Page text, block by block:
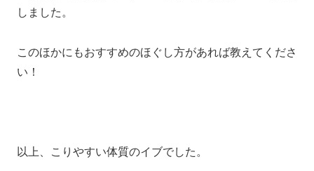
しました。
このほかにもおすすめのほぐし方があれば教えてくださ
い！
以上、こりやすい体質のイブでした。